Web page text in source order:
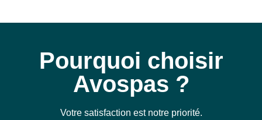
Pourquoi choisir
Avospas ?
Votre satisfaction est notre priorité.